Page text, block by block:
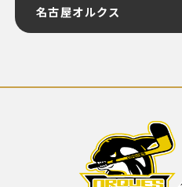
名古屋オルクス